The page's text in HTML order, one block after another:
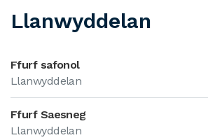
Llanwyddelan
Ffurf safonol
Llanwyddelan
Ffurf Saesneg
Llanwyddelan